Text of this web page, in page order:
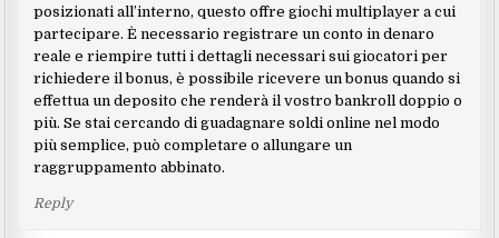
posizionati all’interno, questo offre giochi multiplayer a cui
partecipare. È necessario registrare un conto in denaro
reale e riempire tutti i dettagli necessari sui giocatori per
richiedere il bonus, è possibile ricevere un bonus quando si
effettua un deposito che renderà il vostro bankroll doppio o
più. Se stai cercando di guadagnare soldi online nel modo
più semplice, può completare o allungare un
raggruppamento abbinato.
Reply